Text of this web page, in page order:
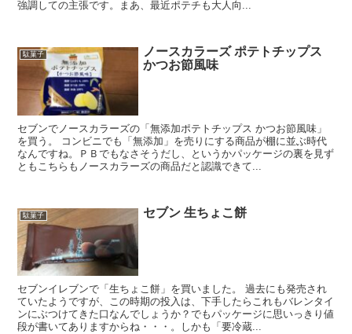
強調しての主張です。まあ、最近ポテチも大人向...
駄菓子
ノースカラーズ ポテトチップス
かつお節風味
セブンでノースカラーズの「無添加ポテトチップス かつお節風味」
を買う。 コンビニでも「無添加」を売りにする商品が棚に並ぶ時代
なんですね。ＰＢでもなさそうだし、というかパッケージの裏を見ず
ともこちらもノースカラーズの商品だと認識できて...
駄菓子 セブン 生ちょこ餅
セブンイレブンで「生ちょこ餅」を買いました。 過去にも発売され
ていたようですが、この時期の投入は、下手したらこれもバレンタイ
ンにぶつけてきた口なんでしょうか？でもパッケージに思いっきり値
段が書いてありますからね・・・。しかも「要冷蔵...